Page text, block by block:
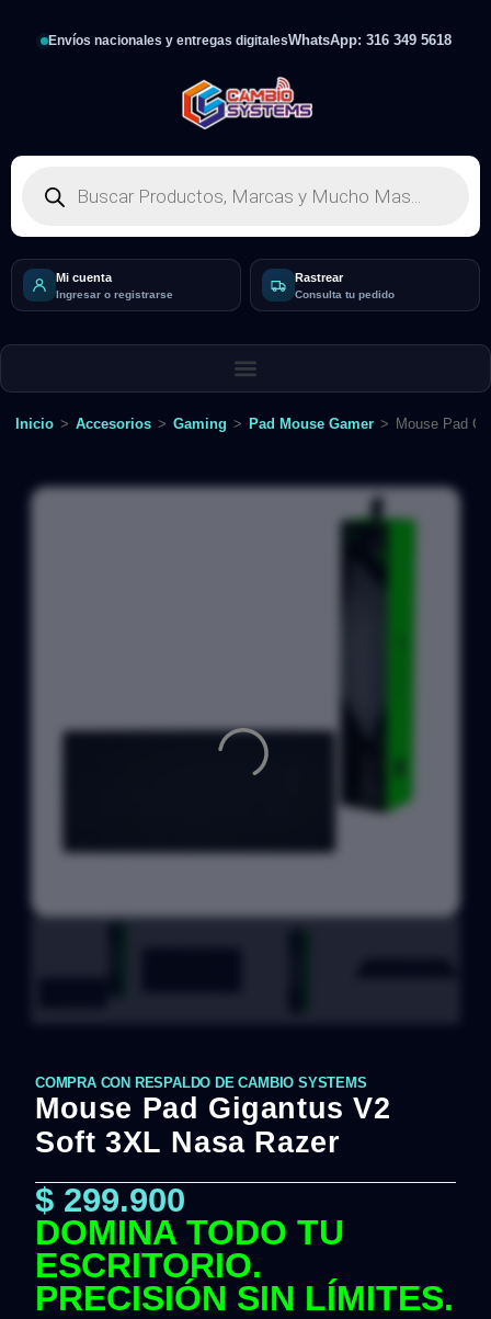
Envíos nacionales y entregas digitalesWhatsApp: 316 349 5618
Mi cuenta
Ingresar o registrarse
Rastrear
Consulta tu pedido
Inicio > Accesorios > Gaming > Pad Mouse Gamer > Mouse Pad
COMPRA CON RESPALDO DE CAMBIO SYSTEMS
Mouse Pad Gigantus V2
Soft 3XL Nasa Razer
$ 299.900
DOMINA TODO TU
ESCRITORIO.
PRECISIÓN SIN LÍMITES.